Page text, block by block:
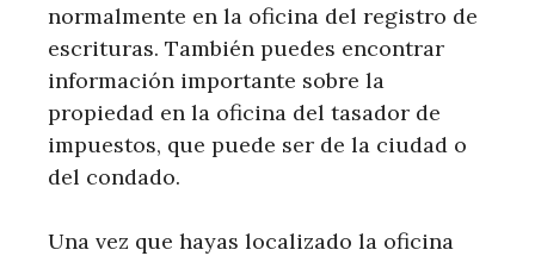
normalmente en la oficina del registro de
escrituras. También puedes encontrar
información importante sobre la
propiedad en la oficina del tasador de
impuestos, que puede ser de la ciudad o
del condado.
Una vez que hayas localizado la oficina